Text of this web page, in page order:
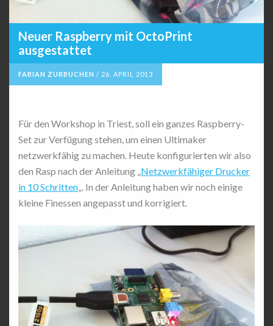
Neuer Raspberry mit OctoPrint
ausgestattet
FABIAN ZURBUCHEN / 26. APRIL 2013
Für den Workshop in Triest, soll ein ganzes Raspberry-
Set zur Verfügung stehen, um einen Ultimaker
netzwerkfähig zu machen. Heute konfigurierten wir also
den Rasp nach der Anleitung „ Netzwerkfähiger Drucker
in 10 Schritten „. In der Anleitung haben wir noch einige
kleine Finessen angepasst und korrigiert.